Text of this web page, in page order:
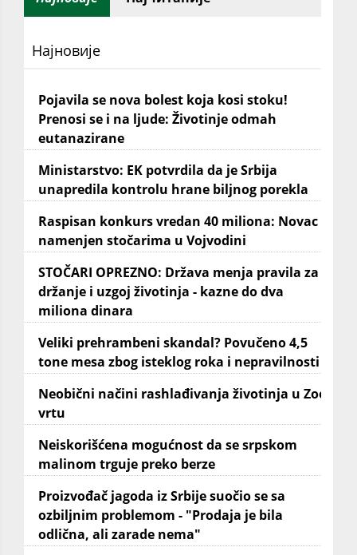
Најновије
Pojavila se nova bolest koja kosi stoku!
Prenosi se i na ljude: Životinje odmah
eutanazirane
Ministarstvo: EK potvrdila da je Srbija
unapredila kontrolu hrane biljnog porekla
Raspisan konkurs vredan 40 miliona: Novac
namenjen stočarima u Vojvodini
STOČARI OPREZNO: Država menja pravila za
držanje i uzgoj životinja - kazne do dva
miliona dinara
Veliki prehrambeni skandal? Povučeno 4,5
tone mesa zbog isteklog roka i nepravilnosti
Neobični načini rashlađivanja životinja u Zoo
vrtu
Neiskorišćena mogućnost da se srpskom
malinom trguje preko berze
Proizvođač jagoda iz Srbije suočio se sa
ozbiljnim problemom - "Prodaja je bila
odlična, ali zarade nema"